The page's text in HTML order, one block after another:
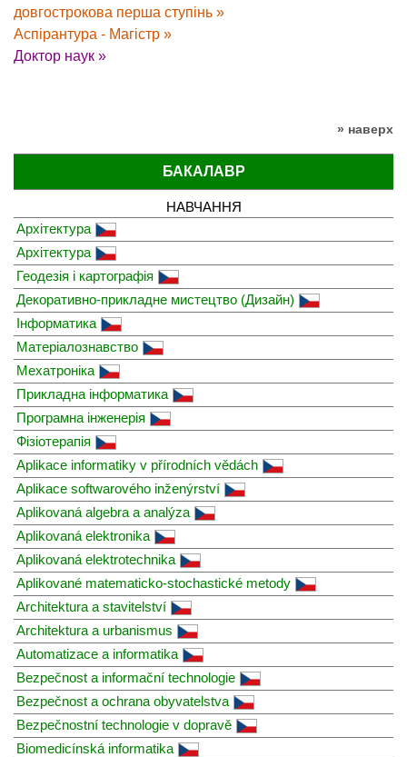
довгострокова перша ступінь »
Аспірантура - Магістр »
Доктор наук »
» наверх
БАКАЛАВР
НАВЧАННЯ
Архітектура
Архітектура
Геодезія і картографія
Декоративно-прикладне мистецтво (Дизайн)
Інформатика
Матеріалознавство
Мехатроніка
Прикладна інформатика
Програмна інженерія
Фізіотерапія
Aplikace informatiky v přírodních vědách
Aplikace softwarového inženýrství
Aplikovaná algebra a analýza
Aplikovaná elektronika
Aplikovaná elektrotechnika
Aplikované matematicko-stochastické metody
Architektura a stavitelství
Architektura a urbanismus
Automatizace a informatika
Bezpečnost a informační technologie
Bezpečnost a ochrana obyvatelstva
Bezpečnostní technologie v dopravě
Biomedicínská informatika